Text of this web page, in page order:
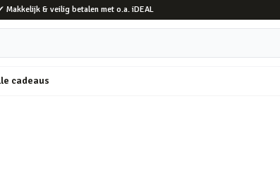
Makkelijk & veilig betalen met o.a. iDEAL
cadeaus